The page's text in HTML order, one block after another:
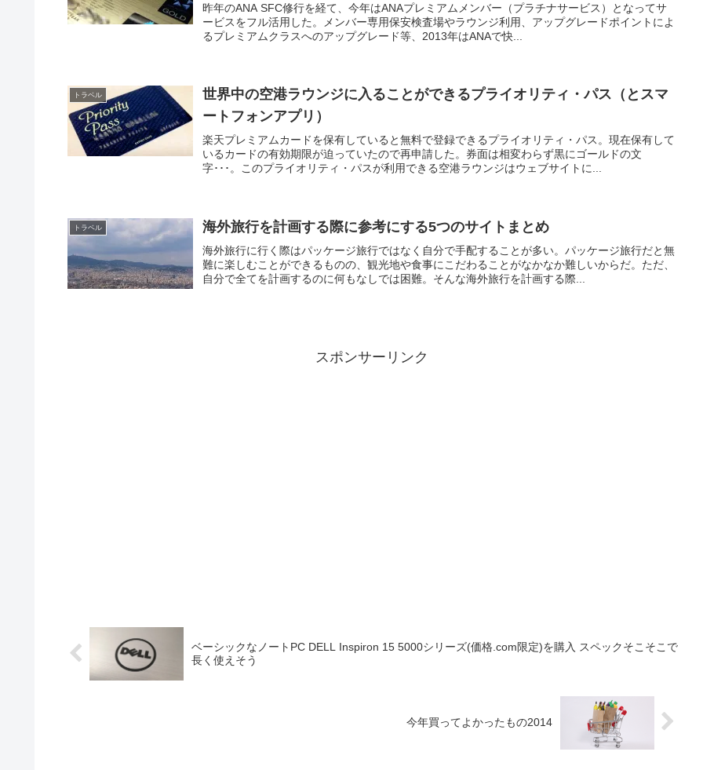
昨年のANA SFC修行を経て、今年はANAプレミアムメンバー（プラチナサービス）となってサ
ービスをフル活用した。メンバー専用保安検査場やラウンジ利用、アップグレードポイントによ
るプレミアムクラスへのアップグレード等、2013年はANAで快...
トラベル
世界中の空港ラウンジに入ることができるプライオリティ・パス（とスマ
ートフォンアプリ）
楽天プレミアムカードを保有していると無料で登録できるプライオリティ・パス。現在保有して
いるカードの有効期限が迫っていたので再申請した。券面は相変わらず黒にゴールドの文
字･･･。このプライオリティ・パスが利用できる空港ラウンジはウェブサイトに...
トラベル 海外旅行を計画する際に参考にする5つのサイトまとめ
海外旅行に行く際はパッケージ旅行ではなく自分で手配することが多い。パッケージ旅行だと無
難に楽しむことができるものの、観光地や食事にこだわることがなかなか難しいからだ。ただ、
自分で全てを計画するのに何もなしでは困難。そんな海外旅行を計画する際...
スポンサーリンク
ベーシックなノートPC DELL Inspiron 15 5000シリーズ(価格.com限定)を購入 スペックそこそこで
長く使えそう
今年買ってよかったもの2014